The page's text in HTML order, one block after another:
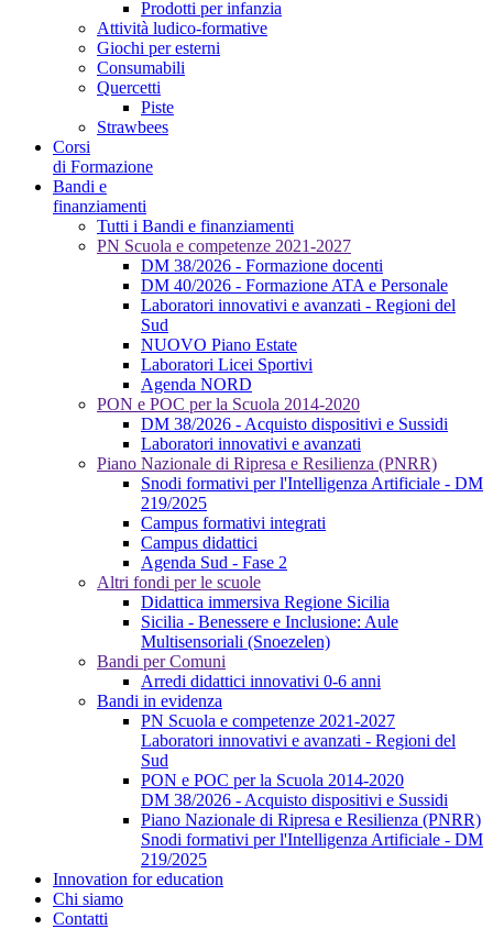
Prodotti per infanzia
Attività ludico-formative
Giochi per esterni
Consumabili
Quercetti
Piste
Strawbees
Corsi
di Formazione
Bandi e
finanziamenti
Tutti i Bandi e finanziamenti
PN Scuola e competenze 2021-2027
DM 38/2026 - Formazione docenti
DM 40/2026 - Formazione ATA e Personale
Laboratori innovativi e avanzati - Regioni del
Sud
NUOVO Piano Estate
Laboratori Licei Sportivi
Agenda NORD
PON e POC per la Scuola 2014-2020
DM 38/2026 - Acquisto dispositivi e Sussidi
Laboratori innovativi e avanzati
Piano Nazionale di Ripresa e Resilienza (PNRR)
Snodi formativi per l'Intelligenza Artificiale - DM
219/2025
Campus formativi integrati
Campus didattici
Agenda Sud - Fase 2
Altri fondi per le scuole
Didattica immersiva Regione Sicilia
Sicilia - Benessere e Inclusione: Aule
Multisensoriali (Snoezelen)
Bandi per Comuni
Arredi didattici innovativi 0-6 anni
Bandi in evidenza
PN Scuola e competenze 2021-2027
Laboratori innovativi e avanzati - Regioni del
Sud
PON e POC per la Scuola 2014-2020
DM 38/2026 - Acquisto dispositivi e Sussidi
Piano Nazionale di Ripresa e Resilienza (PNRR)
Snodi formativi per l'Intelligenza Artificiale - DM
219/2025
Innovation for education
Chi siamo
Contatti